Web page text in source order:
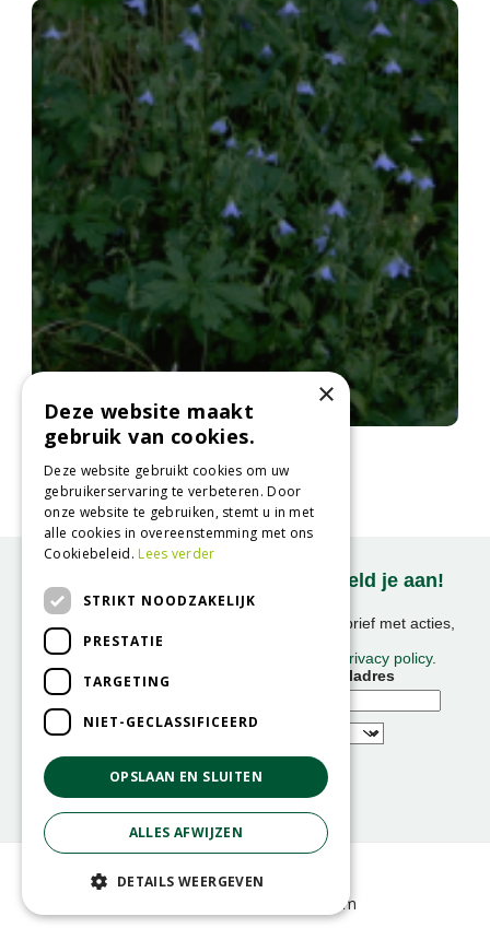
Bernagie
Borago pygmaea
Onze nieuwsbrief ontvangen? Meld je aan!
Ontvang ongeveer 1x per week onze nieuwsbrief met acties,
We slaan uw gegevens op conform onze
privacy policy.
Voornaam
E-mailadres
© GroenRijk
GRS-Platform
×
Deze website maakt
gebruik van cookies.
Deze website gebruikt cookies om uw
gebruikerservaring te verbeteren. Door
onze website te gebruiken, stemt u in met
alle cookies in overeenstemming met ons
Cookiebeleid.Lees verder
STRIKT NOODZAKELIJK
PRESTATIE
TARGETING
NIET-GECLASSIFICEERD
OPSLAAN EN SLUITEN
ALLES AFWIJZEN
DETAILS WEERGEVEN